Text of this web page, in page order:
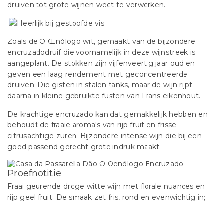
druiven tot grote wijnen weet te verwerken.
Zoals de O Œnólogo wit, gemaakt van de bijzondere
encruzadodruif die voornamelijk in deze wijnstreek is
aangeplant. De stokken zijn vijfenveertig jaar oud en
geven een laag rendement met geconcentreerde
druiven. Die gisten in stalen tanks, maar de wijn rijpt
daarna in kleine gebruikte fusten van Frans eikenhout.
De krachtige encruzado kan dat gemakkelijk hebben en
behoudt de fraaie aroma's van rijp fruit en frisse
citrusachtige zuren. Bijzondere intense wijn die bij een
goed passend gerecht grote indruk maakt.
Proefnotitie
Fraai geurende droge witte wijn met florale nuances en
rijp geel fruit. De smaak zet fris, rond en evenwichtig in;